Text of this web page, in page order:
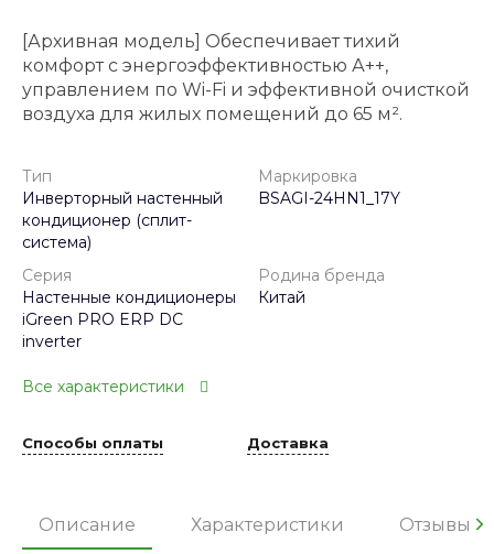
[Архивная модель] Обеспечивает тихий
комфорт с энергоэффективностью А++,
управлением по Wi-Fi и эффективной очисткой
воздуха для жилых помещений до 65 м².
Тип
Инверторный настенный
кондиционер (сплит-
система)
Маркировка
BSAGI-24HN1_17Y
Серия
Настенные кондиционеры
iGreen PRO ERP DC
inverter
Родина бренда
Китай
Все характеристики
Способы оплаты Доставка
Описание Характеристики Отзывы